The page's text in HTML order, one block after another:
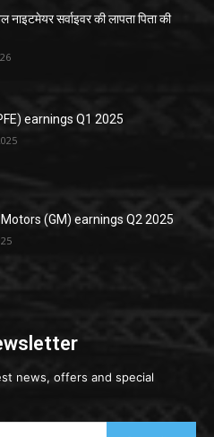
नाइटमेयर सर्वाइवर की लापता पिता की
earnings Q1 2025
(GM) earnings Q2 2025
news, offers and special